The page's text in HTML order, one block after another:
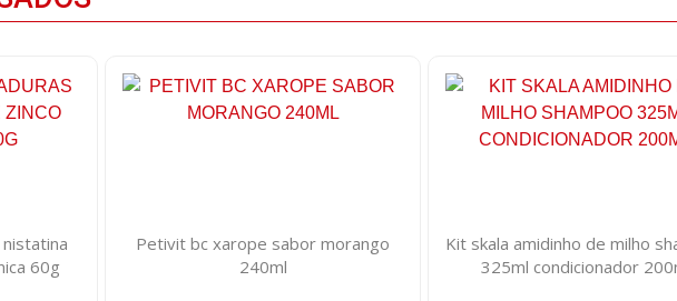
60g
Petivit bc xarope sabor morango
240ml
Kit skala amidinho de milho
325ml condicionador